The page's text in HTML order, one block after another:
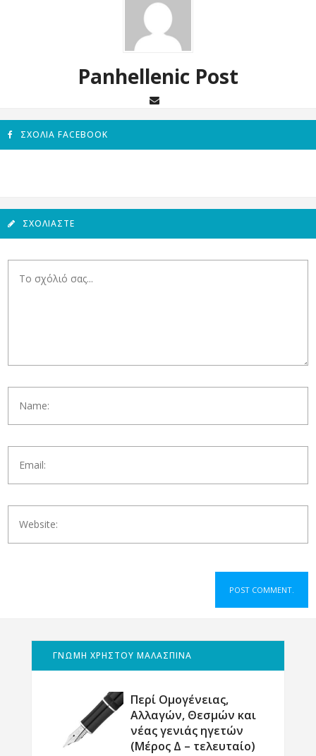
Panhellenic Post
ΣΧΌΛΙΑ FACEBOOK
ΣΧΟΛΙΆΣΤΕ
ΓΝΩΜΗ ΧΡΗΣΤΟΥ ΜΑΛΑΣΠΙΝΑ
Περί Ομογένειας,
Αλλαγών, Θεσμών και
νέας γενιάς ηγετών
(Μέρος Δ – τελευταίο)